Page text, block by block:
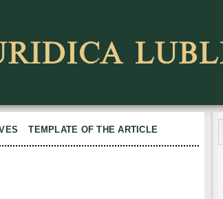
TEMPLATE OF THE ARTICLE